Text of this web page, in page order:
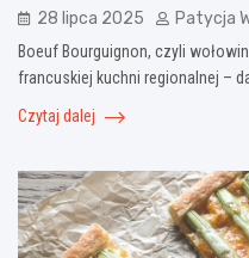
28 lipca 2025 Patycja
Boeuf Bourguignon, czyli
francuskiej kuchni regionalnej –
Czytaj dalej